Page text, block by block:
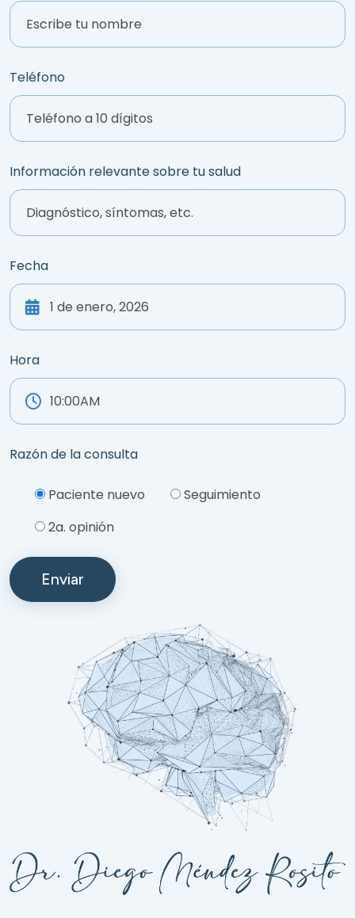
Teléfono
Información relevante sobre tu salud
Fecha
Hora
Razón de la consulta
Paciente nuevo
Seguimiento
2a. opinión